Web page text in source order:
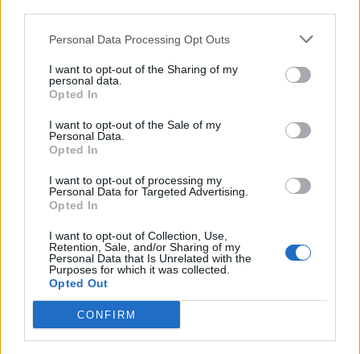
Personal Data Processing Opt Outs
I want to opt-out of the Sharing of my
personal data.
Opted In
I want to opt-out of the Sale of my
Personal Data.
Opted In
I want to opt-out of processing my
Personal Data for Targeted Advertising.
Opted In
I want to opt-out of Collection, Use,
Retention, Sale, and/or Sharing of my
Personal Data that Is Unrelated with the
Purposes for which it was collected.
Opted Out
CONFIRM
TP Greece: Πώς διαμορφώνεται το
Η
Περισσότερα από το
CSG: Διψήφια αύξηση εσόδων
και ισχυρό ανεκτέλεστο
συμβάσεων το πρώτο εξάμηνο
07/08/26